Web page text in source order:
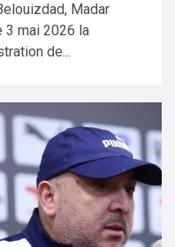
Madar
3 mai 2026 la
de...